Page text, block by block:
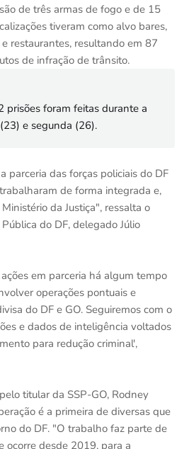
de três armas de fogo e de 15
tiveram como alvo bares,
restaurantes, resultando em 87
de infração de trânsito.
prisões foram feitas durante a
e segunda (26).
parceria das forças policiais do DF
de forma integrada e,
da Justiça", ressalta o
do DF, delegado Júlio
em parceria há algum tempo
operações pontuais e
do DF e GO. Seguiremos com o
e dados de inteligência voltados
para redução criminal',
titular da SSP-GO, Rodney
é a primeira de diversas que
do DF. "O trabalho faz parte de
ocorre desde 2019, para a